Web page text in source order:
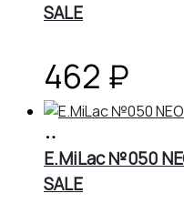
SALE
462 ₽
корзину
E.MiLac №050
SALE